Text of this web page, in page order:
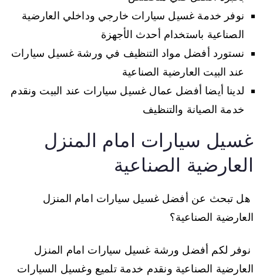
نوفر خدمة غسيل سيارات خارجي وداخلي العارضية
الصناعية باستخدام أحدث الأجهزة
نستورد أفضل مواد التنظيف في ورشة غسيل سيارات
عند البيت العارضية الصناعية
لدينا أيضا أفضل عمال غسيل سيارات عند البيت ونقدم
خدمة الصيانة والتنظيف
غسيل سيارات امام المنزل
العارضية الصناعية
هل تبحث عن أفضل غسيل سيارات امام المنزل
العارضية الصناعية؟
نوفر لكم أفضل ورشة غسيل سيارات امام المنزل
العارضية الصناعية ونقدم خدمة تلميع وغسيل السيارات